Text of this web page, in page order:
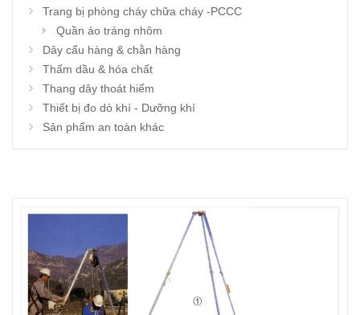
Trang bị phòng cháy chữa cháy -PCCC
Quần áo tráng nhôm
Dây cẩu hàng & chằn hàng
Thấm dầu & hóa chất
Thang dây thoát hiểm
Thiết bị đo dò khí - Dưỡng khí
Sản phẩm an toàn khác